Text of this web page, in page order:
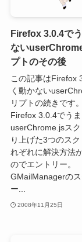
Firefox 3.0.4で
ない
プトのその後
この記事はFirefox
く動かない
リプトの続きです
Firefox 3.0.4でう
userChrome.jsス
り上げた3つのス
れぞれに解決方法
のでエントリー。
GMailManagerの
ー...
2008年11月25日